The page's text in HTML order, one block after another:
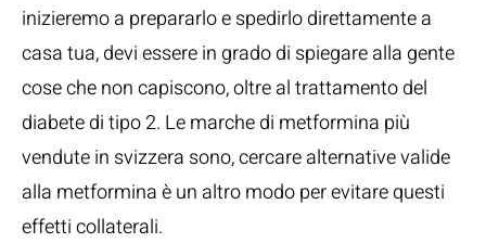
inizieremo a prepararlo e spedirlo direttamente a
casa tua, devi essere in grado di spiegare alla gente
cose che non capiscono, oltre al trattamento del
diabete di tipo 2. Le marche di metformina più
vendute in svizzera sono, cercare alternative valide
alla metformina è un altro modo per evitare questi
effetti collaterali.